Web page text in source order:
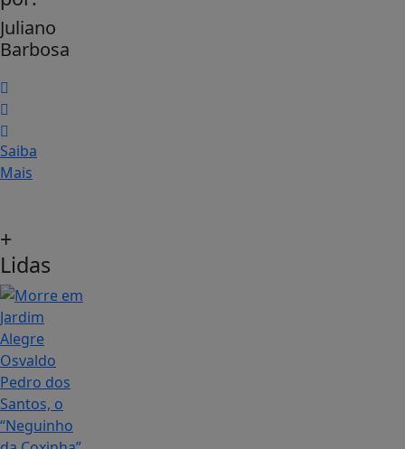
Juliano
Barbosa
Saiba
Mais
+
Lidas